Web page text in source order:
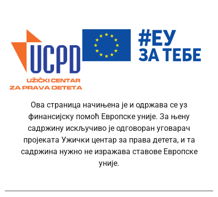
Ова страница начињена је и одржава се уз
финансијску помоћ Европске уније. За њену
садржину искључиво је одговоран уговарач
пројеката Ужички центар за права детета, и та
садржина нужно не изражава ставове Европске
уније.